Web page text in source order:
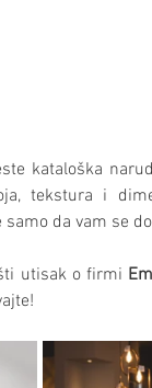
kataloška
tekstura i
samo da vam se
utisak o firmi